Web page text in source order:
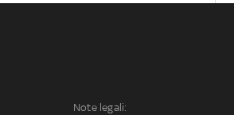
Note legali: